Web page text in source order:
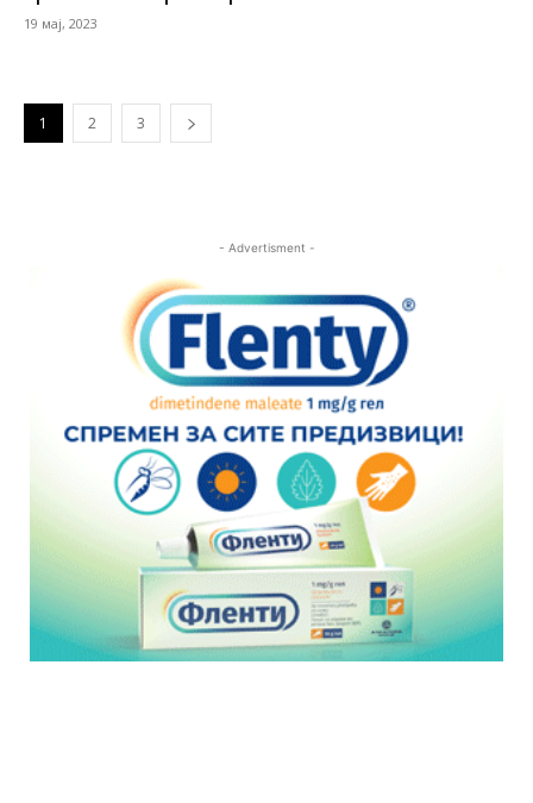
19 мај, 2023
1 2 3
- Advertisment -